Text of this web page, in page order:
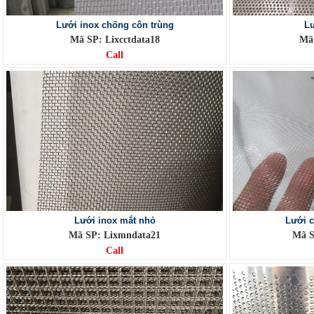
Lưới inox chống côn trùng
Mã SP: Lixcctdata18
Call
Lưới inox mắt nhỏ
Mã SP: Lixmndata21
Call
Lưới
Mã